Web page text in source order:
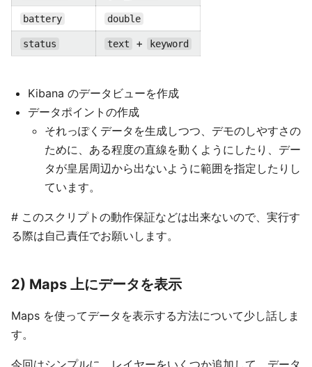
battery double
status text + keyword
Kibana のデータビューを作成
データポイントの作成
それっぽくデータを生成しつつ、デモのしやすさの
ために、ある程度の直線を動くようにしたり、デー
タが皇居周辺から出ないように範囲を指定したりし
ています。
# このスクリプトの動作保証などは出来ないので、実行す
る際は自己責任でお願いします。
2) Maps 上にデータを表示
Maps を使ってデータを表示する方法について少し話しま
す。
今回はシンプルに、レイヤーをいくつか追加して、データ